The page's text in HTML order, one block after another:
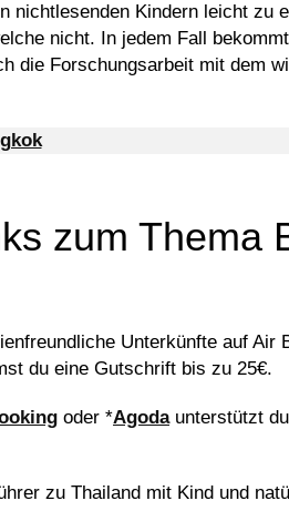
nichtlesenden Kindern leicht zu
nicht. In jedem Fall
die Forschungsarbeit mit dem
zum Thema
Unterkünfte auf Air
du eine Gutschrift bis zu 25€.
oder *Agodaunterstützt
zu Thailand mit Kind und